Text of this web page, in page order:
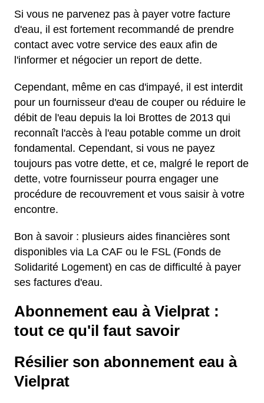
Si vous ne parvenez pas à payer votre facture
d'eau, il est fortement recommandé de prendre
contact avec votre service des eaux afin de
l'informer et négocier un report de dette.
Cependant, même en cas d'impayé, il est interdit
pour un fournisseur d'eau de couper ou réduire le
débit de l'eau depuis la loi Brottes de 2013 qui
reconnaît l'accès à l'eau potable comme un droit
fondamental. Cependant, si vous ne payez
toujours pas votre dette, et ce, malgré le report de
dette, votre fournisseur pourra engager une
procédure de recouvrement et vous saisir à votre
encontre.
Bon à savoir : plusieurs aides financières sont
disponibles via La CAF ou le FSL (Fonds de
Solidarité Logement) en cas de difficulté à payer
ses factures d'eau.
Abonnement eau à Vielprat :
tout ce qu'il faut savoir
Résilier son abonnement eau à
Vielprat